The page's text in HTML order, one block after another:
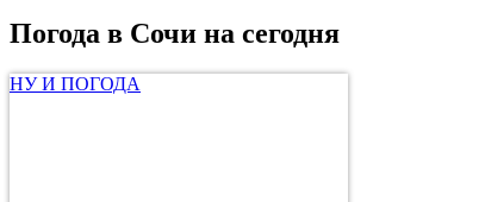
Погода в Сочи на сегодня
НУ И ПОГОДА